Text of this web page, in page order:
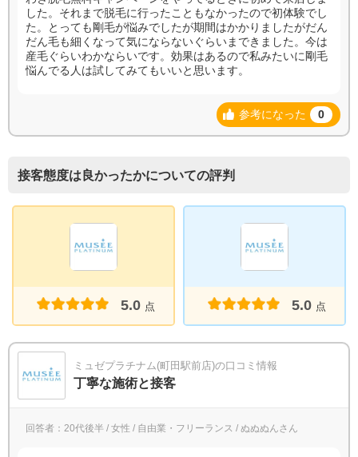
した。それまで脱毛に行ったこともなかったので初体験でし
た。とっても剛毛が悩みでしたが期間はかかりましたがだん
だん毛も細くなって気にならないぐらいまできました。今は
産毛ぐらいわかならいです。効果はあるので私みたいに剛毛
悩んでる人は試してみてもいいと思います。
参考になった 0
接客態度は良かったかについての評判
5.0 点 5.0 点
ミュゼプラチナム(町田駅前店)の口コミ情報
丁寧な施術と接客
回答者：20代後半 / 女性 / 自由業・フリーランス / ぬぬぬんさん